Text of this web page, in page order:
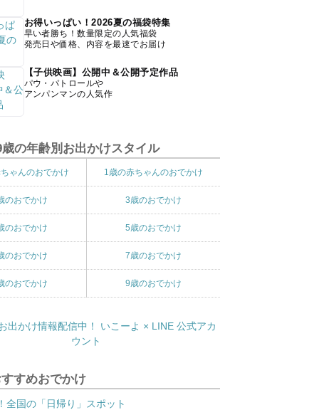
お得いっぱい！2026夏の福袋特集
早い者勝ち！数量限定の人気福袋
発売日や価格、内容を最速でお届け
【子供映画】公開中＆公開予定作品
パウ・パトロールや
アンパンマンの人気作
の年齢別お出かけスタイル
ゃんのおでかけ 1歳の赤ちゃんのおでかけ
のおでかけ 3歳のおでかけ
のおでかけ 5歳のおでかけ
のおでかけ 7歳のおでかけ
のおでかけ 9歳のおでかけ
すめおでかけ
全国の「日帰り」スポット